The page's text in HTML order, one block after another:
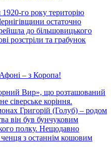
1920-го року територію
остаточно
до більшовицького
розстріли та грабунок
– з Коропа!
Вир», що розташований
сіверське коріння.
Григорій (Голуб) – родом
він був бунчуковим
полку. Нещодавно
з останнім кошовим